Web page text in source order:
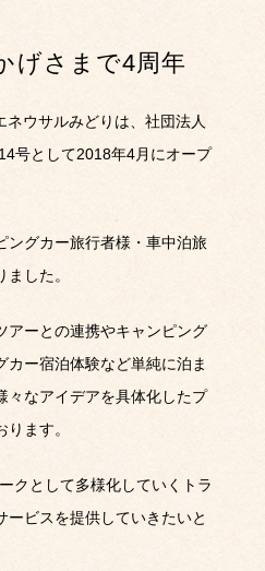
さまで4周年
ウサルみどりは、社団法人
号として2018年4月にオープ
ングカー旅行者様・車中泊旅
した。
アーとの連携やキャンピング
カー宿泊体験など単純に泊ま
々なアイデアを具体化したプ
ます。
クとして多様化していくトラ
ービスを提供していきたいと